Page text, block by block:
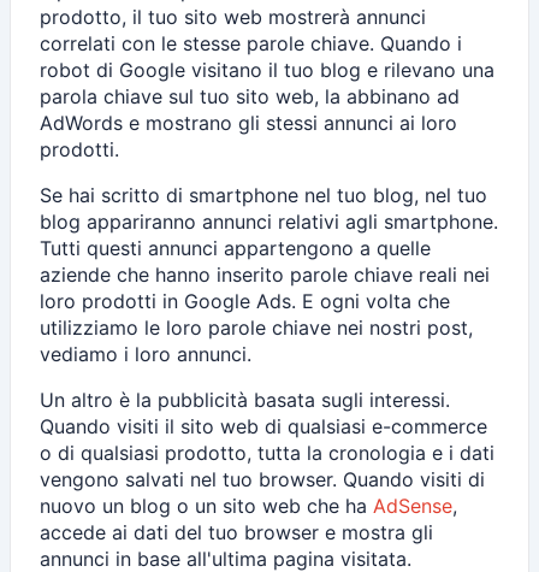
prodotto, il tuo sito web mostrerà annunci
correlati con le stesse parole chiave. Quando i
robot di Google visitano il tuo blog e rilevano una
parola chiave sul tuo sito web, la abbinano ad
AdWords e mostrano gli stessi annunci ai loro
prodotti.
Se hai scritto di smartphone nel tuo blog, nel tuo
blog appariranno annunci relativi agli smartphone.
Tutti questi annunci appartengono a quelle
aziende che hanno inserito parole chiave reali nei
loro prodotti in Google Ads. E ogni volta che
utilizziamo le loro parole chiave nei nostri post,
vediamo i loro annunci.
Un altro è la pubblicità basata sugli interessi.
Quando visiti il ​​sito web di qualsiasi e-commerce
o di qualsiasi prodotto, tutta la cronologia e i dati
vengono salvati nel tuo browser. Quando visiti di
nuovo un blog o un sito web che ha AdSense,
accede ai dati del tuo browser e mostra gli
annunci in base all'ultima pagina visitata.